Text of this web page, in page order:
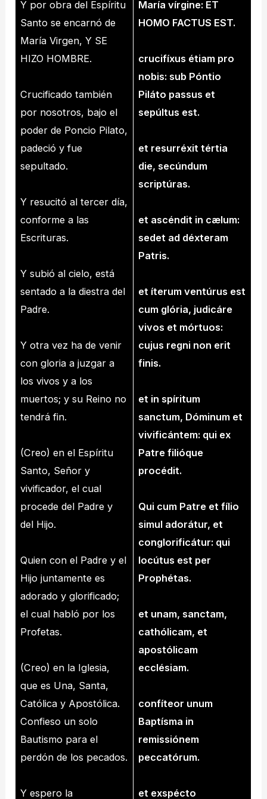
Y por obra del Espíritu
Santo se encarnó de
María Virgen, Y SE
HIZO HOMBRE.
Crucificado también
por nosotros, bajo el
poder de Poncio Pilato,
padeció y fue
sepultado.
Y resucitó al tercer día,
conforme a las
Escrituras.
Y subió al cielo, está
sentado a la diestra del
Padre.
Y otra vez ha de venir
con gloria a juzgar a
los vivos y a los
muertos; y su Reino no
tendrá fin.
(Creo) en el Espíritu
Santo, Señor y
vivificador, el cual
procede del Padre y
del Hijo.
Quien con el Padre y el
Hijo juntamente es
adorado y glorificado;
el cual habló por los
Profetas.
(Creo) en la Iglesia,
que es Una, Santa,
Católica y Apostólica.
Confieso un solo
Bautismo para el
perdón de los pecados.
Y espero la
María vírgine: ET
HOMO FACTUS EST.
crucifíxus étiam pro
nobis: sub Póntio
Piláto passus et
sepúltus est.
et resurréxit tértia
die, secúndum
scriptúras.
et ascéndit in cælum:
sedet ad déxteram
Patris.
et íterum ventúrus est
cum glória, judicáre
vivos et mórtuos:
cujus regni non erit
finis.
et in spíritum
sanctum, Dóminum et
vivificántem: qui ex
Patre filióque
procédit.
Qui cum Patre et fílio
simul adorátur, et
conglorificátur: qui
locútus est per
Prophétas.
et unam, sanctam,
cathólicam, et
apostólicam
ecclésiam.
confíteor unum
Baptísma in
remissiónem
peccatórum.
et exspécto